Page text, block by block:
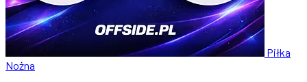
Piłka
Nożna